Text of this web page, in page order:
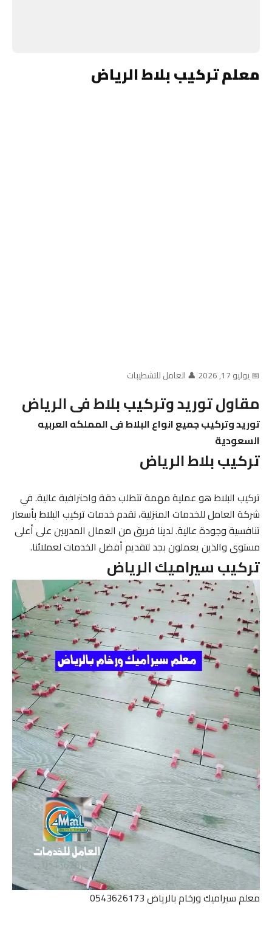
معلم تركيب بلاط الرياض
📅 يوليو 17, 2026 |👤 العامل للتشطيبات
مقاول توريد وتركيب بلاط فى الرياض
توريد وتركيب جميع انواع البلاط فى المملكه العربيه
السعودية
تركيب بلاط الرياض
تركيب البلاط هو عملية مهمة تتطلب دقة واحترافية عالية. في
شركة العامل للخدمات المنزلية، نقدم خدمات تركيب البلاط بأسعار
تنافسية وجودة عالية. لدينا فريق من العمال المدربين على أعلى
مستوى والذين يعملون بجد لتقديم أفضل الخدمات لعملائنا.
تركيب سيراميك الرياض
معلم سيراميك ورخام بالرياض 0543626173